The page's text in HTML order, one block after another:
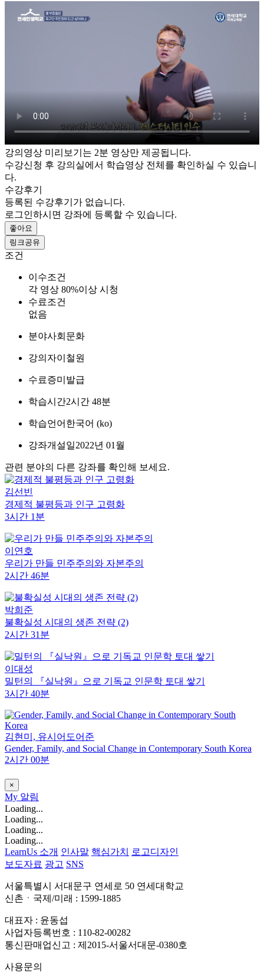
강의영상 미리보기는 2분 영상만 제공됩니다.
수강신청 후 강의실에서 학습영상 전체를 확인하실 수 있습니
다.
수강후기
등록된 수강후기가 없습니다.
로그인하시면 강좌에 등록할 수 있습니다.
좋아요
링크공유
조건
이수조건
각 영상 80%이상 시청
수료조건
없음
분야사회문화
강의자이철원
수료증미발급
학습시간2시간 48분
학습언어 한국어 ‎(ko)‎
강좌개설일2022년 01월
관련 분야의 다른 강좌를 확인해 보세요.
김선빈
경제적 불평등과 인구 고령화
3시간 1분
이연호
우리가 만들 민주주의와 자본주의
2시간 46분
박희준
불확실성 시대의 생존 전략 (2)
2시간 31분
이대성
밀턴의 『실낙원』으로 기독교 인문학 토대 쌓기
3시간 40분
김현미, 유시어도어준
Gender, Family, and Social Change in Contemporary South Korea
2시간 00분
×
My 알림
Loading...
Loading...
Loading...
Loading...
LearnUs 소개 인사말 핵심가치
로고디자인
보도자료 광고 SNS
서울특별시 서대문구 연세로 50 연세대학교
신촌ㆍ국제/미래 : 1599-1885
대표자 : 윤동섭
사업자등록번호 : 110-82-00282
통신판매업신고 : 제2015-서울서대문-0380호
사용문의